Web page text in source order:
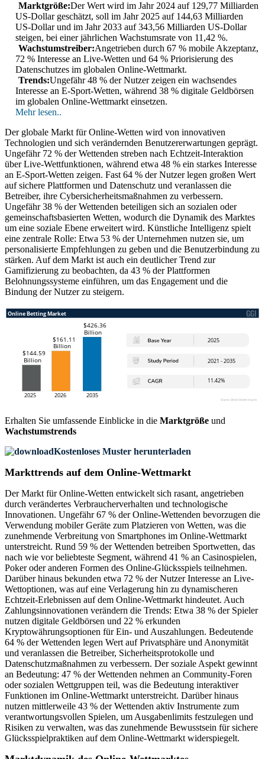
Marktgröße:Der Wert wird im Jahr 2024 auf 129,77 Milliarden
US-Dollar geschätzt, soll im Jahr 2025 auf 144,63 Milliarden
US-Dollar und im Jahr 2033 auf 343,56 Milliarden US-Dollar
steigen, bei einer jährlichen Wachstumsrate von 11,42 %.
Wachstumstreiber:Angetrieben durch 67 % mobile Akzeptanz,
72 % Interesse an Live-Wetten und 64 % Priorisierung des
Datenschutzes im globalen Online-Wettmarkt.
Trends:Ungefähr 48 % der Nutzer zeigen ein wachsendes
Interesse an E-Sport-Wetten, während 38 % digitale Geldbörsen
im globalen Online-Wettmarkt einsetzen.
Mehr lesen..
Der globale Markt für Online-Wetten wird von innovativen
Technologien und sich verändernden Benutzererwartungen geprägt.
Ungefähr 72 % der Wettenden streben nach Echtzeit-Interaktion
über Live-Wettfunktionen, während etwa 48 % ein starkes Interesse
an E-Sport-Wetten zeigen. Fast 64 % der Nutzer legen großen Wert
auf sichere Plattformen und Datenschutz und veranlassen die
Betreiber, ihre Cybersicherheitsmaßnahmen zu verbessern.
Ungefähr 38 % der Wettenden beteiligen sich an sozialen oder
gemeinschaftsbasierten Wetten, wodurch die Dynamik des Marktes
um eine soziale Ebene erweitert wird. Künstliche Intelligenz spielt
eine zentrale Rolle: Etwa 53 % der Unternehmen nutzen sie, um
personalisierte Empfehlungen zu geben und die Benutzerbindung zu
stärken. Auf dem Markt ist auch ein deutlicher Trend zur
Gamifizierung zu beobachten, da 43 % der Plattformen
Belohnungssysteme einführen, um das Engagement und die
Bindung der Nutzer zu steigern.
Erhalten Sie umfassende Einblicke in die Marktgröße und
Wachstumstrends
Kostenloses Muster herunterladen
Markttrends auf dem Online-Wettmarkt
Der Markt für Online-Wetten entwickelt sich rasant, angetrieben
durch verändertes Verbraucherverhalten und technologische
Innovationen. Ungefähr 67 % der Online-Wettenden bevorzugen die
Verwendung mobiler Geräte zum Platzieren von Wetten, was die
zunehmende Verbreitung von Smartphones im Online-Wettmarkt
unterstreicht. Rund 59 % der Wettenden betreiben Sportwetten, das
nach wie vor beliebteste Segment, während 41 % an Casinospielen,
Poker oder anderen Formen des Online-Glücksspiels teilnehmen.
Darüber hinaus bekunden etwa 72 % der Nutzer Interesse an Live-
Wettoptionen, was auf eine Verlagerung hin zu dynamischeren
Echtzeit-Erlebnissen auf dem Online-Wettmarkt hindeutet. Auch
Zahlungsinnovationen verändern die Trends: Etwa 38 % der Spieler
nutzen digitale Geldbörsen und 22 % erkunden
Kryptowährungsoptionen für Ein- und Auszahlungen. Bedeutende
64 % der Wettenden legen Wert auf Privatsphäre und Anonymität
und veranlassen die Betreiber, Sicherheitsprotokolle und
Datenschutzmaßnahmen zu verbessern. Der soziale Aspekt gewinnt
an Bedeutung: 47 % der Wettenden nehmen an Community-Foren
oder sozialen Wettgruppen teil, was die Bedeutung interaktiver
Funktionen im Online-Wettmarkt unterstreicht. Darüber hinaus
nutzen mittlerweile 43 % der Wettenden aktiv Instrumente zum
verantwortungsvollen Spielen, um Ausgabenlimits festzulegen und
Risiken zu verwalten, was das zunehmende Bewusstsein für sichere
Glücksspielpraktiken auf dem Online-Wettmarkt widerspiegelt.